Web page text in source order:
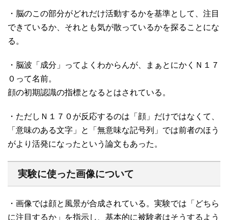
・脳のこの部分がどれだけ活動するかを基準として、注目
できているか、それとも気が散っているかを探ることにな
る。
・脳波「成分」ってよくわからんが、まぁとにかくＮ１７
０って名前。
顔の初期認識の指標となるとはされている。
・ただしＮ１７０が反応するのは「顔」だけではなくて、
「意味のある文字」と「無意味な記号列」では前者のほう
がより活発になったという論文もあった。
実験に使った画像について
・画像では顔と風景が合成されている。実験では「どちら
に注目するか」を指示し、基本的に被験者はそうするよう